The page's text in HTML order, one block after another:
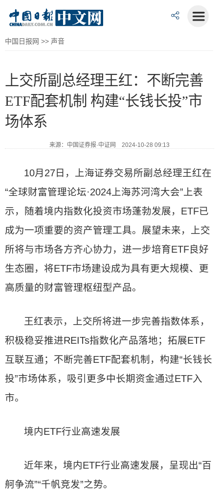
中国日报网 >> 声音
上交所副总经理王红：不断完善
ETF配套机制 构建“长钱长投”市
场体系
来源：中国证券报·中证网 2024-10-28 09:13
10月27日，上海证券交易所副总经理王红在
“全球财富管理论坛·2024上海苏河湾大会”上表
示，随着境内指数化投资市场蓬勃发展，ETF已
成为一项重要的资产管理工具。展望未来，上交
所将与市场各方齐心协力，进一步培育ETF良好
生态圈，将ETF市场建设成为具有更大规模、更
高质量的财富管理枢纽型产品。
王红表示，上交所将进一步完善指数体系，
积极稳妥推进REITs指数化产品落地；拓展ETF
互联互通；不断完善ETF配套机制，构建“长钱长
投”市场体系，吸引更多中长期资金通过ETF入
市。
境内ETF行业高速发展
近年来，境内ETF行业高速发展，呈现出“百
舸争流”“千帆竞发”之势。